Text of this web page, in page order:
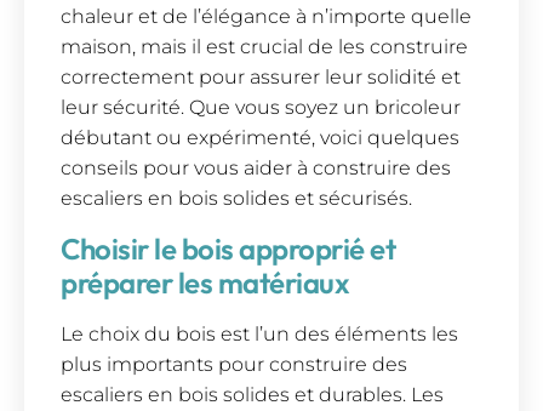
chaleur et de l’élégance à n’importe quelle
maison, mais il est crucial de les construire
correctement pour assurer leur solidité et
leur sécurité. Que vous soyez un bricoleur
débutant ou expérimenté, voici quelques
conseils pour vous aider à construire des
escaliers en bois solides et sécurisés.
Choisir le bois approprié et
préparer les matériaux
Le choix du bois est l’un des éléments les
plus importants pour construire des
escaliers en bois solides et durables. Les